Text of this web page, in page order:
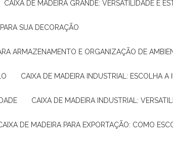
CAIXA DE MADEIRA GRANDE: VERSATILIDADE E
SUA DECORAÇÃO
ARMAZENAMENTO E ORGANIZAÇÃO DE
CAIXA DE MADEIRA INDUSTRIAL: ESCOLHA
CAIXA DE MADEIRA INDUSTRIAL:
CAIXA DE MADEIRA PARA EXPORTAÇÃO: COMO